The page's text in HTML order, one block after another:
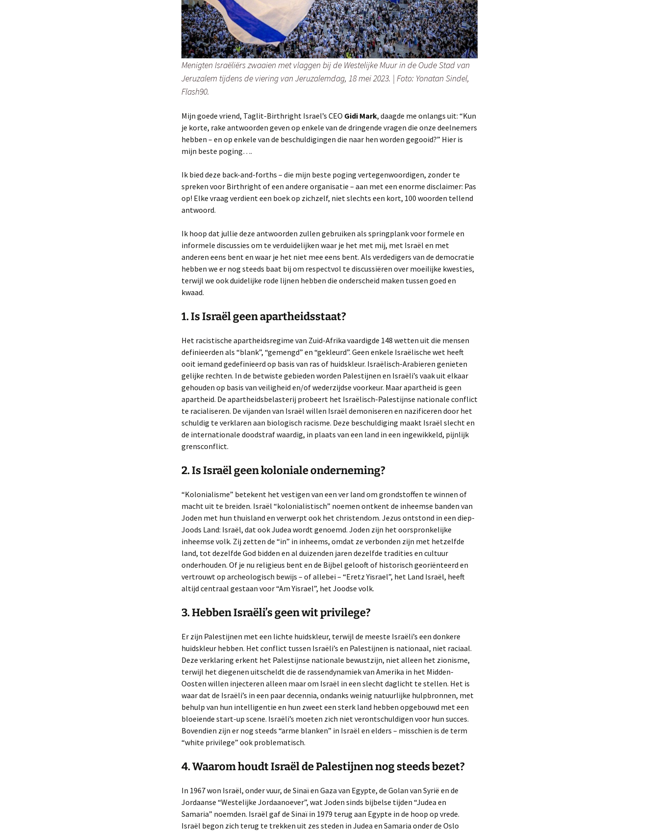
Engeland 2004 voorjaar
Engeland 2005 zomer
Engeland 2016 Voorjaar
AVASTO
Engeland 2022 winter
Engeland 2025 zomer
Israël 2011 voorjaar
Israël 2012 voorjaar.
Israël 2012 zomer Ingrid
en Ed
Israël 2013 voorjaar Swen
& Monique met kids.
Israël 2017 voorjaar Tony
Israël 2019 voorjaar Kim
2023 Delfzijl voorjaar.
2026 Hurdegaryp.
Tsjechië 1995 winter
Tsjechië 1996 winter
Tsjechië 2013 Zomer
Verenigde Staten. Californië 2009 voorjaar
Californië 2011 voorjaar.
Hawaii 2011 voorjaar.
Californië 2012 voorjaar
Rondreis USA 2015
herfst.
Rondreis USA / Canada
2017 herfst.
Rondreis USA / Canada
2019 najaar.
Reis USA 2022 herfst
Zuid Afrika. Zuid Afrika 2007 najaar
Zwitserland. Zwitserland 1991 zomer
Zwitserland 1992 zomer.
Zwitserland 1996 zomer
Zwitserland 2015 zomer.
Menigten Israëliërs zwaaien met vlaggen bij de Westelijke Muur in de Oude Stad van
Jeruzalem tijdens de viering van Jeruzalemdag, 18 mei 2023. | Foto: Yonatan Sindel,
Flash90.
Mijn goede vriend, Taglit-Birthright Israel’s CEO Gidi Mark, daagde me onlangs uit: “Kun
je korte, rake antwoorden geven op enkele van de dringende vragen die onze deelnemers
hebben – en op enkele van de beschuldigingen die naar hen worden gegooid?” Hier is
mijn beste poging….
Ik bied deze back-and-forths – die mijn beste poging vertegenwoordigen, zonder te
spreken voor Birthright of een andere organisatie – aan met een enorme disclaimer: Pas
op! Elke vraag verdient een boek op zichzelf, niet slechts een kort, 100 woorden tellend
antwoord.
Ik hoop dat jullie deze antwoorden zullen gebruiken als springplank voor formele en
informele discussies om te verduidelijken waar je het met mij, met Israël en met
anderen eens bent en waar je het niet mee eens bent. Als verdedigers van de democratie
hebben we er nog steeds baat bij om respectvol te discussiëren over moeilijke kwesties,
terwijl we ook duidelijke rode lijnen hebben die onderscheid maken tussen goed en
kwaad.
1. Is Israël geen apartheidsstaat?
Het racistische apartheidsregime van Zuid-Afrika vaardigde 148 wetten uit die mensen
definieerden als “blank”, “gemengd” en “gekleurd”. Geen enkele Israëlische wet heeft
ooit iemand gedefinieerd op basis van ras of huidskleur. Israëlisch-Arabieren genieten
gelijke rechten. In de betwiste gebieden worden Palestijnen en Israëli’s vaak uit elkaar
gehouden op basis van veiligheid en/of wederzijdse voorkeur. Maar apartheid is geen
apartheid. De apartheidsbelasterij probeert het Israëlisch-Palestijnse nationale conflict
te racialiseren. De vijanden van Israël willen Israël demoniseren en nazificeren door het
schuldig te verklaren aan biologisch racisme. Deze beschuldiging maakt Israël slecht en
de internationale doodstraf waardig, in plaats van een land in een ingewikkeld, pijnlijk
grensconflict.
2. Is Israël geen koloniale onderneming?
“Kolonialisme” betekent het vestigen van een ver land om grondstoffen te winnen of
macht uit te breiden. Israël “kolonialistisch” noemen ontkent de inheemse banden van
Joden met hun thuisland en verwerpt ook het christendom. Jezus ontstond in een diep-
Joods Land: Israël, dat ook Judea wordt genoemd. Joden zijn het oorspronkelijke
inheemse volk. Zij zetten de “in” in inheems, omdat ze verbonden zijn met hetzelfde
land, tot dezelfde God bidden en al duizenden jaren dezelfde tradities en cultuur
onderhouden. Of je nu religieus bent en de Bijbel gelooft of historisch georiënteerd en
vertrouwt op archeologisch bewijs – of allebei – “Eretz Yisrael”, het Land Israël, heeft
altijd centraal gestaan voor “Am Yisrael”, het Joodse volk.
3. Hebben Israëli’s geen wit privilege?
Er zijn Palestijnen met een lichte huidskleur, terwijl de meeste Israëli’s een donkere
huidskleur hebben. Het conflict tussen Israëli’s en Palestijnen is nationaal, niet raciaal.
Deze verklaring erkent het Palestijnse nationale bewustzijn, niet alleen het zionisme,
terwijl het diegenen uitscheldt die de rassendynamiek van Amerika in het Midden-
Oosten willen injecteren alleen maar om Israël in een slecht daglicht te stellen. Het is
waar dat de Israëli’s in een paar decennia, ondanks weinig natuurlijke hulpbronnen, met
behulp van hun intelligentie en hun zweet een sterk land hebben opgebouwd met een
bloeiende start-up scene. Israëli’s moeten zich niet verontschuldigen voor hun succes.
Bovendien zijn er nog steeds “arme blanken” in Israël en elders – misschien is de term
“white privilege” ook problematisch.
4. Waarom houdt Israël de Palestijnen nog steeds bezet?
In 1967 won Israël, onder vuur, de Sinaï en Gaza van Egypte, de Golan van Syrië en de
Jordaanse “Westelijke Jordaanoever”, wat Joden sinds bijbelse tijden “Judea en
Samaria” noemden. Israël gaf de Sinaï in 1979 terug aan Egypte in de hoop op vrede.
Israël begon zich terug te trekken uit zes steden in Judea en Samaria onder de Oslo